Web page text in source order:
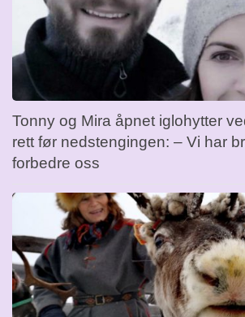
Tonny og Mira åpnet iglohytter
rett før nedstengingen: – Vi har
forbedre oss